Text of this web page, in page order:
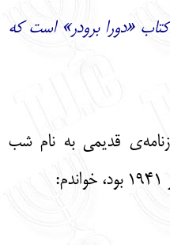
«دورا برودر» است که
قدیمی به نام شب